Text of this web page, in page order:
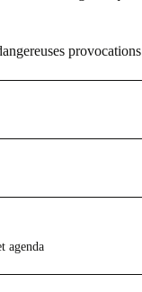
provocations
agenda